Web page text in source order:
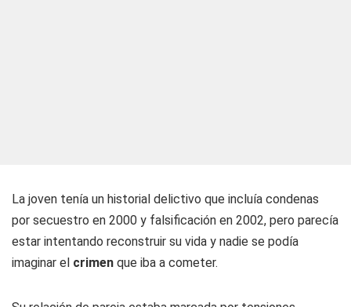
La joven tenía un historial delictivo que incluía condenas
por secuestro en 2000 y falsificación en 2002, pero parecía
estar intentando reconstruir su vida y nadie se podía
imaginar el crimen que iba a cometer.